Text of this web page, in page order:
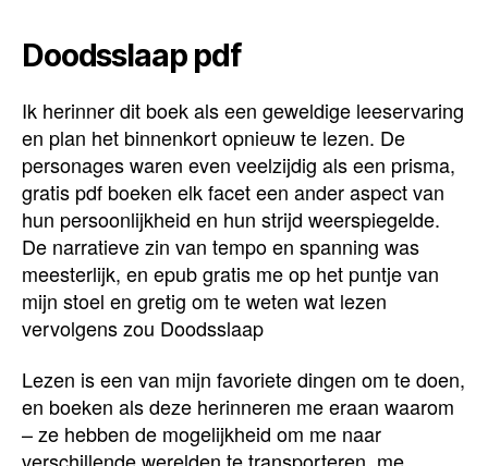
Doodsslaap pdf
Ik herinner dit boek als een geweldige leeservaring
en plan het binnenkort opnieuw te lezen. De
personages waren even veelzijdig als een prisma,
gratis pdf boeken elk facet een ander aspect van
hun persoonlijkheid en hun strijd weerspiegelde.
De narratieve zin van tempo en spanning was
meesterlijk, en epub gratis me op het puntje van
mijn stoel en gretig om te weten wat lezen
vervolgens zou Doodsslaap
Lezen is een van mijn favoriete dingen om te doen,
en boeken als deze herinneren me eraan waarom
– ze hebben de mogelijkheid om me naar